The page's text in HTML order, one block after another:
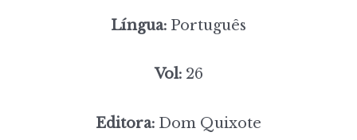
Língua: Português
Vol:26
Editora: Dom Quixote